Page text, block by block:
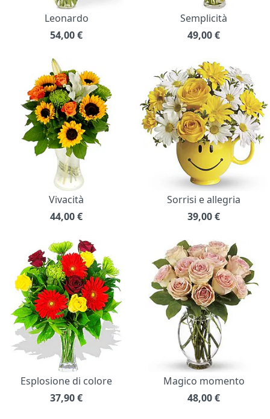
Leonardo
54,00€
Semplicità
49,00€
Vivacità
44,00€
Sorrisi e allegria
39,00€
Esplosione di colore
37,90€
Magico momento
48,00€